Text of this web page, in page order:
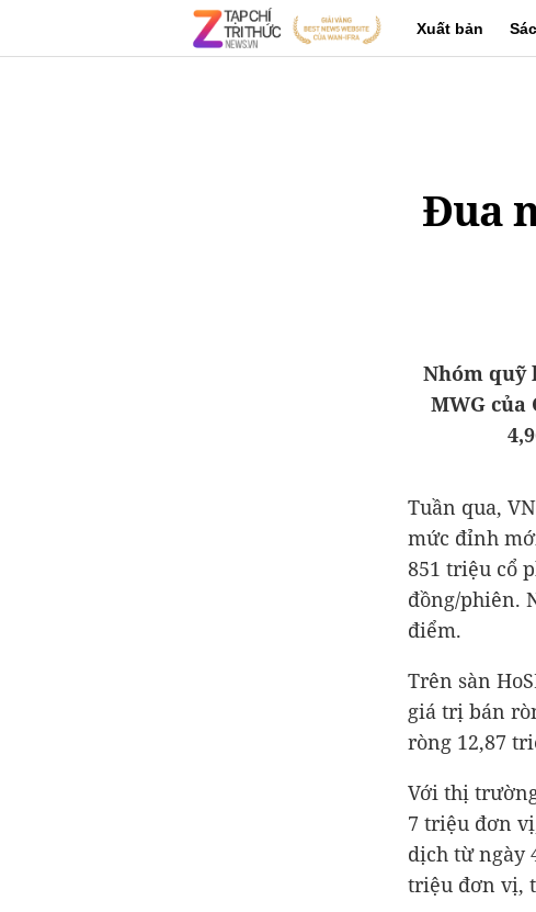
Xuất bản
Đua
Nhóm quỹ
MWG của
Tuần qua,
mức đỉnh
851 triệu cổ
đồng/phiên.
điểm.
Trên sàn
giá trị bán
ròng 12,87
Với thị
7 triệu đơn
dịch từ ngày
triệu đơn vị,